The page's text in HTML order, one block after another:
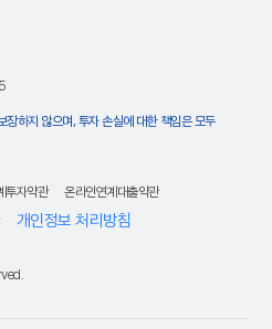
하지 않으며, 투자 손실에 대한 책임은 모두
투자약관
온라인연계대출약관
개인정보 처리방침